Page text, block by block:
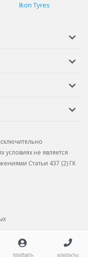
Ikon Tyres
не является
Статьи 437 (2) ГК